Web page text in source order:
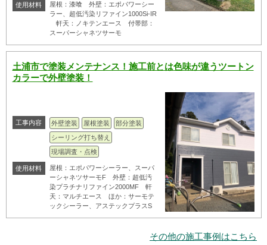
使用材料
屋根：漆喰 外壁：エポパワーシー
ラー、超低汚染リファイン1000Si-IR
軒天：ノキテンエース 付帯部：
スーパーシャネツサーモ
土浦市で塗装メンテナンス！施工前とは色味が違うツートン
カラーで外壁塗装！
工事内容 外壁塗装 屋根塗装
部分塗装
シーリング打ち替え
現場調査・点検
使用材料
屋根：エポパワーシーラー、スーパ
ーシャネツサーモF 外壁：超低汚
染プラチナリファイン2000MF 軒
天：マルチエース ほか：サーモテ
ックシーラー、アステックプラスS
その他の施工事例はこちら